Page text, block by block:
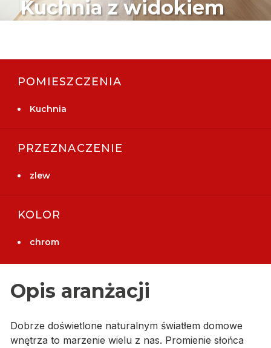
Kuchnia z widokiem
Opis aranżacji
Dobrze doświetlone naturalnym światłem domowe
wnętrza to marzenie wielu z nas. Promienie słońca
POMIESZCZENIA
Kuchnia
PRZEZNACZENIE
zlew
KOLOR
chrom